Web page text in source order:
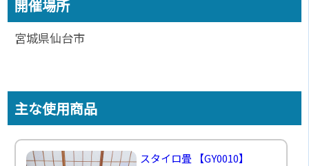
開催場所
宮城県仙台市
主な使用商品
スタイロ畳 【GY0010】